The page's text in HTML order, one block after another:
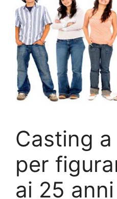
Casting
per
ai 25 anni